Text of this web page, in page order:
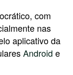
com
nas
aplicativo da
Android e